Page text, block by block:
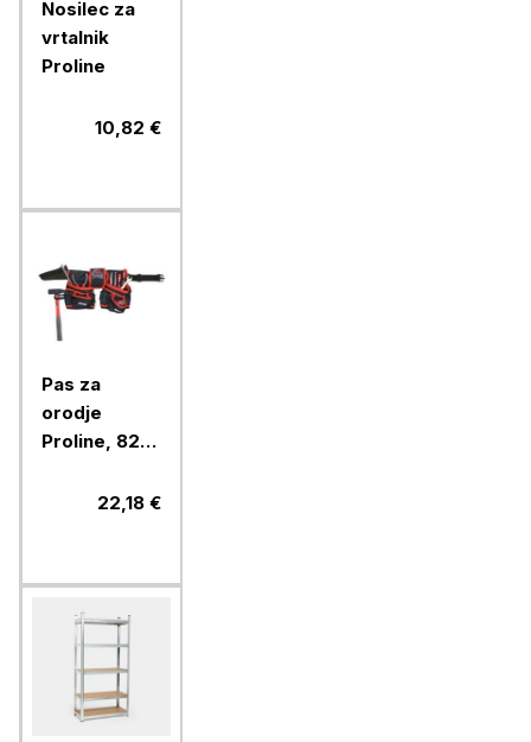
Nosilec za
vrtalnik
Proline
10,82 €
Pas za
orodje
Proline, 82-
22,18 €